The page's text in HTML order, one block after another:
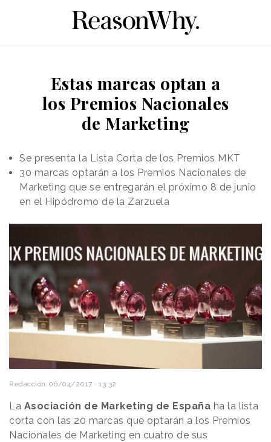
Estas marcas optan a
los Premios Nacionales
de Marketing
Se presenta la Lista Corta de los Premios MKT
30 marcas optarán a los Premios Nacionales de
Marketing que se entregarán el próximo 8 de junio
en el Hipódromo de la Zarzuela
Redacción 06/04/2017 · 13:32
La Asociación de Marketing de España ha la lista
corta con las 20 marcas que optarán a los Premios
Nacionales de Marketing en cuatro de sus